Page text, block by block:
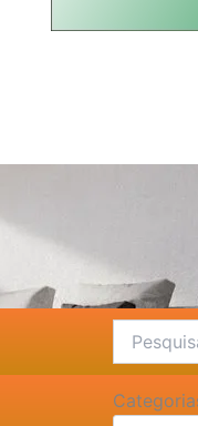
por: